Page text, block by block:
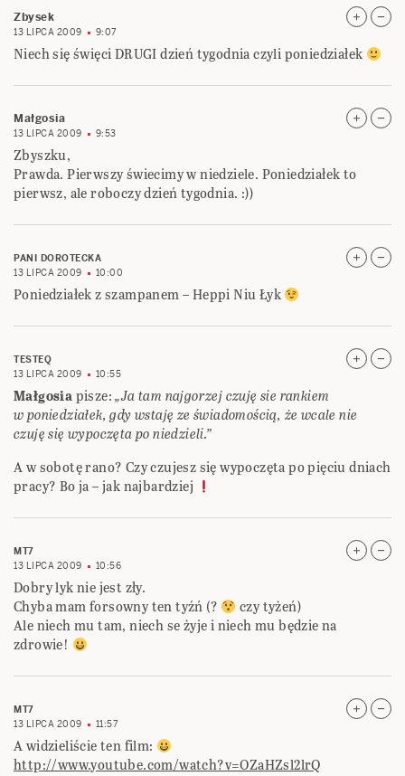
Zbysek
13 LIPCA 2009 9:07
Niech się święci DRUGI dzień tygodnia czyli poniedziałek
Małgosia
13 LIPCA 2009 9:53
Zbyszku,
Prawda. Pierwszy świecimy w niedziele. Poniedziałek to
pierwsz, ale roboczy dzień tygodnia. :))
PANI DOROTECKA
13 LIPCA 2009
10:00
Poniedziałek z szampanem – Heppi Niu Łyk
TESTEQ
13 LIPCA 2009
10:55
Małgosiapisze:„Ja tam najgorzej czuję sie rankiem
w poniedziałek, gdy wstaję ze świadomością, że wcale nie
czuję się wypoczęta po niedzieli.”
A w sobotę rano? Czy czujesz się wypoczęta po pięciu dniach
pracy? Bo ja – jak najbardziej
MT7
13 LIPCA 2009
10:56
Dobry lyk nie jest zły.
Chyba mam forsowny ten tyźń (?
czy tyżeń)
Ale niech mu tam, niech se żyje i niech mu będzie na
zdrowie!
MT7
13 LIPCA 2009
11:57
A widzieliście ten film:
http://www.youtube.com/watch?v=OZaHZsl2lrQ